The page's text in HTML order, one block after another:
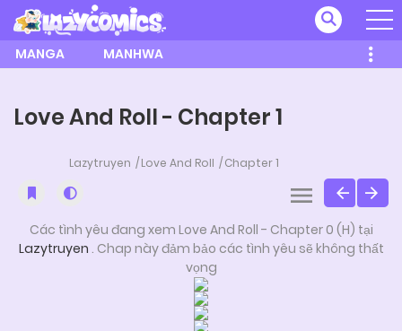
MANGA MANHWA
Love And Roll - Chapter 1
Lazytruyen Love And Roll Chapter 1
Các tình yêu đang xem Love And Roll - Chapter 0 (H) tại
Lazytruyen . Chap này đảm bảo các tình yêu sẽ không thất
vọng